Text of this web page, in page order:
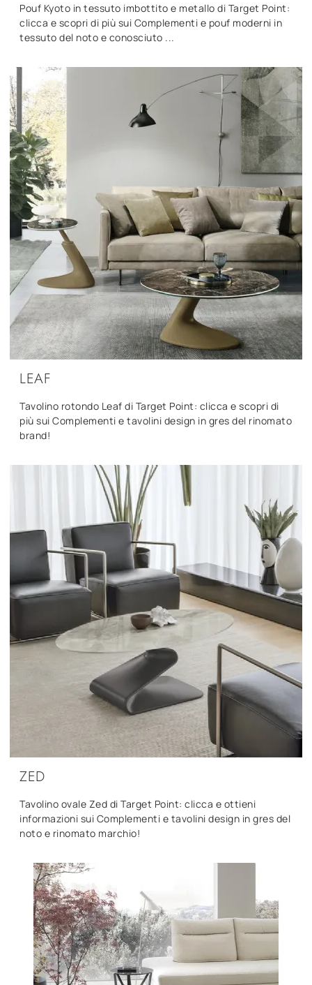
Pouf Kyoto in tessuto imbottito e metallo di Target Point:
clicca e scopri di più sui Complementi e pouf moderni in
tessuto del noto e conosciuto ...
LEAF
Tavolino rotondo Leaf di Target Point: clicca e scopri di
più sui Complementi e tavolini design in gres del rinomato
brand!
ZED
Tavolino ovale Zed di Target Point: clicca e ottieni
informazioni sui Complementi e tavolini design in gres del
noto e rinomato marchio!